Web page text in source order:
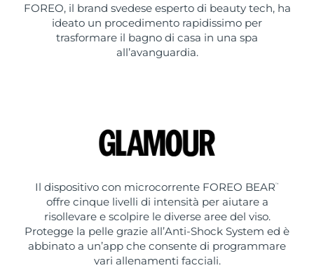
FOREO, il brand svedese esperto di beauty tech, ha
ideato un procedimento rapidissimo per
trasformare il bagno di casa in una spa
all’avanguardia.
Il dispositivo con microcorrente FOREO BEAR ™
offre cinque livelli di intensità per aiutare a
risollevare e scolpire le diverse aree del viso.
Protegge la pelle grazie all’Anti-Shock System ed è
abbinato a un’app che consente di programmare
vari allenamenti facciali.